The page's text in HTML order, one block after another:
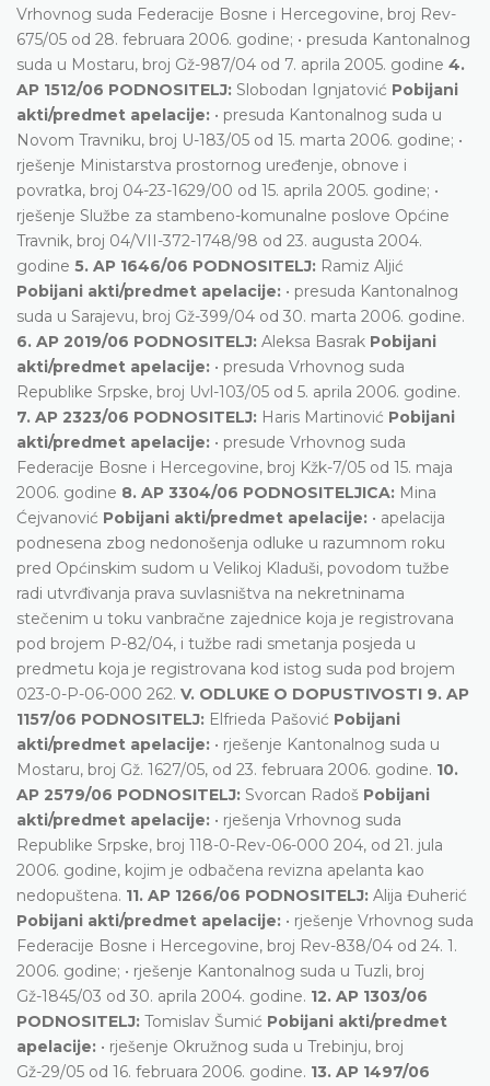
Vrhovnog suda Federacije Bosne i Hercegovine, broj Rev-
675/05 od 28. februara 2006. godine; • presuda Kantonalnog
suda u Mostaru, broj Gž-987/04 od 7. aprila 2005. godine 4.
AP 1512/06 PODNOSITELJ: Slobodan Ignjatović Pobijani
akti/predmet apelacije: • presuda Kantonalnog suda u
Novom Travniku, broj U-183/05 od 15. marta 2006. godine; •
rješenje Ministarstva prostornog uređenje, obnove i
povratka, broj 04-23-1629/00 od 15. aprila 2005. godine; •
rješenje Službe za stambeno-komunalne poslove Općine
Travnik, broj 04/VII-372-1748/98 od 23. augusta 2004.
godine 5. AP 1646/06 PODNOSITELJ: Ramiz Aljić
Pobijani akti/predmet apelacije: • presuda Kantonalnog
suda u Sarajevu, broj Gž-399/04 od 30. marta 2006. godine.
6. AP 2019/06 PODNOSITELJ: Aleksa Basrak Pobijani
akti/predmet apelacije: • presuda Vrhovnog suda
Republike Srpske, broj Uvl-103/05 od 5. aprila 2006. godine.
7. AP 2323/06 PODNOSITELJ: Haris Martinović Pobijani
akti/predmet apelacije: • presude Vrhovnog suda
Federacije Bosne i Hercegovine, broj Kžk-7/05 od 15. maja
2006. godine 8. AP 3304/06 PODNOSITELJICA: Mina
Ćejvanović Pobijani akti/predmet apelacije: • apelacija
podnesena zbog nedonošenja odluke u razumnom roku
pred Općinskim sudom u Velikoj Kladuši, povodom tužbe
radi utvrđivanja prava suvlasništva na nekretninama
stečenim u toku vanbračne zajednice koja je registrovana
pod brojem P-82/04, i tužbe radi smetanja posjeda u
predmetu koja je registrovana kod istog suda pod brojem
023-0-P-06-000 262. V. ODLUKE O DOPUSTIVOSTI 9. AP
1157/06 PODNOSITELJ: Elfrieda Pašović Pobijani
akti/predmet apelacije: • rješenje Kantonalnog suda u
Mostaru, broj Gž. 1627/05, od 23. februara 2006. godine. 10.
AP 2579/06 PODNOSITELJ: Svorcan Radoš Pobijani
akti/predmet apelacije: • rješenja Vrhovnog suda
Republike Srpske, broj 118-0-Rev-06-000 204, od 21. jula
2006. godine, kojim je odbačena revizna apelanta kao
nedopuštena. 11. AP 1266/06 PODNOSITELJ: Alija Đuherić
Pobijani akti/predmet apelacije: • rješenje Vrhovnog suda
Federacije Bosne i Hercegovine, broj Rev-838/04 od 24. 1.
2006. godine; • rješenje Kantonalnog suda u Tuzli, broj
Gž-1845/03 od 30. aprila 2004. godine. 12. AP 1303/06
PODNOSITELJ: Tomislav Šumić Pobijani akti/predmet
apelacije: • rješenje Okružnog suda u Trebinju, broj
Gž-29/05 od 16. februara 2006. godine. 13. AP 1497/06